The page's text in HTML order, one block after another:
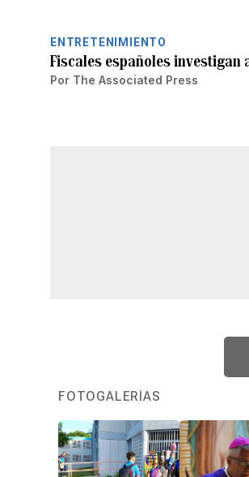
ENTRETENIMIENTO
Fiscales españoles
Por The Associated Press
FOTOGALERÍAS